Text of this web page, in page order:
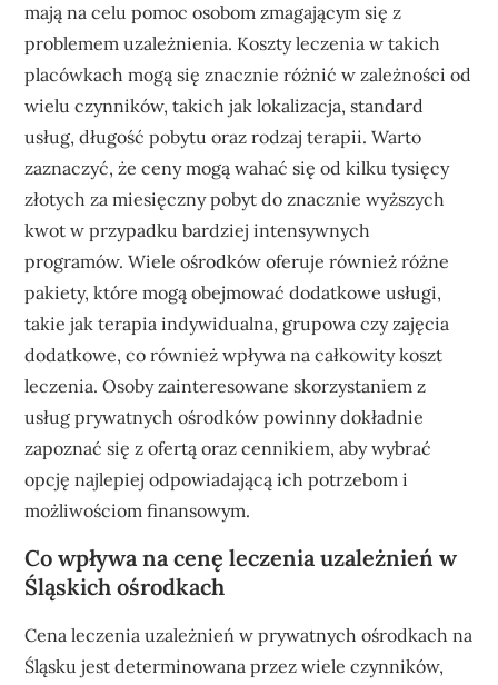
mają na celu pomoc osobom zmagającym się z
problemem uzależnienia. Koszty leczenia w takich
placówkach mogą się znacznie różnić w zależności od
wielu czynników, takich jak lokalizacja, standard
usług, długość pobytu oraz rodzaj terapii. Warto
zaznaczyć, że ceny mogą wahać się od kilku tysięcy
złotych za miesięczny pobyt do znacznie wyższych
kwot w przypadku bardziej intensywnych
programów. Wiele ośrodków oferuje również różne
pakiety, które mogą obejmować dodatkowe usługi,
takie jak terapia indywidualna, grupowa czy zajęcia
dodatkowe, co również wpływa na całkowity koszt
leczenia. Osoby zainteresowane skorzystaniem z
usług prywatnych ośrodków powinny dokładnie
zapoznać się z ofertą oraz cennikiem, aby wybrać
opcję najlepiej odpowiadającą ich potrzebom i
możliwościom finansowym.
Co wpływa na cenę leczenia uzależnień w
Śląskich ośrodkach
Cena leczenia uzależnień w prywatnych ośrodkach na
Śląsku jest determinowana przez wiele czynników,